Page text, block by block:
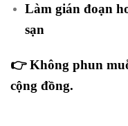
Làm gián đoạn
sạn
👉Không phun
cộng đồng.